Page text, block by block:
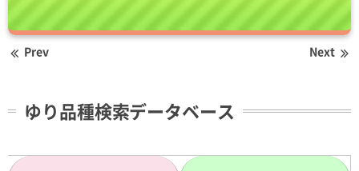
Prev Next
ゆり品種検索データベース